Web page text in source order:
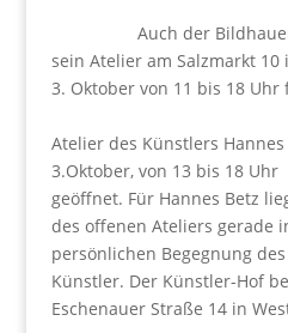
Auch der Bildhauer
sein Atelier am Salzmarkt
3. Oktober von 11 bis 18
Atelier des Künstlers
3.Oktober, von 13 bis 18 Uhr
geöffnet. Für Hannes Betz
des offenen Ateliers gerade
persönlichen Begegnung
Künstler. Der Künstler-Hof
Eschenauer Straße